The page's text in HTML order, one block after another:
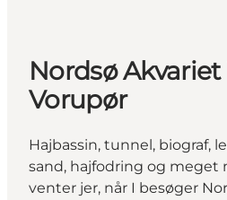
Nordsø Akvariet
Vorupør
Hajbassin, tunnel, biograf,
sand, hajfodring og meget
venter jer, når I besøger